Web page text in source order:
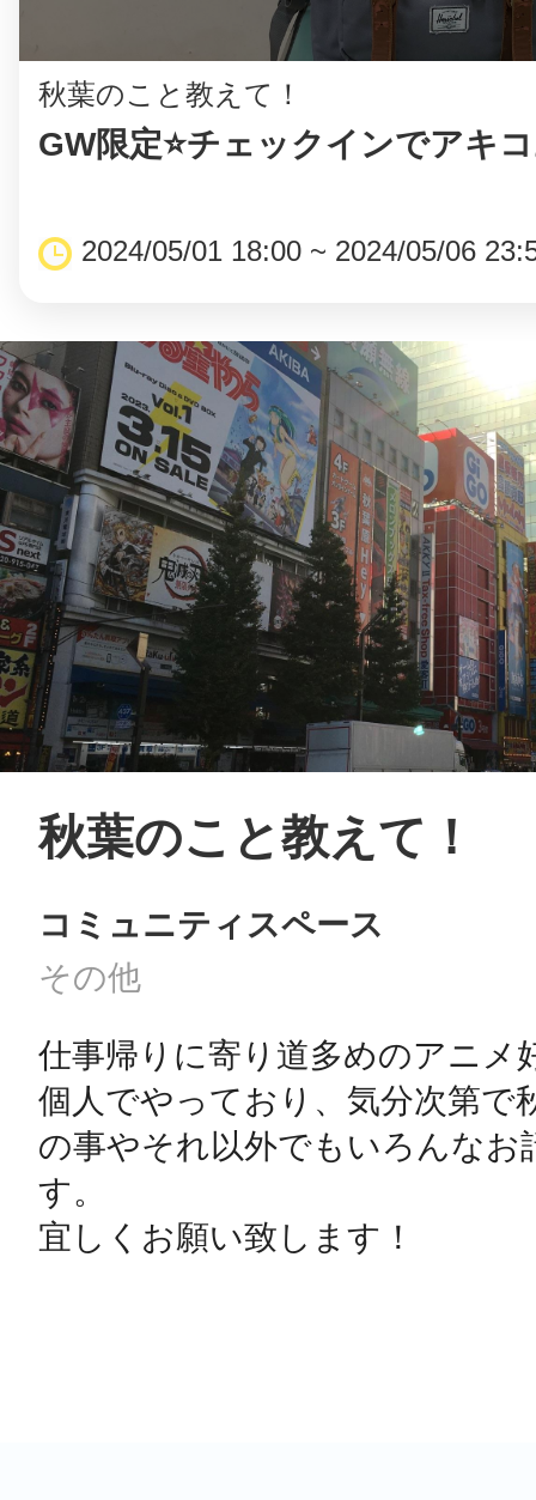
秋葉のこと教えて！
GW限定⭐️チェックインでアキ
2024/05/01 18:00 ~ 2024/05/06
秋葉のこと教えて！
コミュニティスペース
その他
仕事帰りに寄り道多めのアニメ
個人でやっており、気分次第で
の事やそれ以外でもいろんなお
す。
宜しくお願い致します！